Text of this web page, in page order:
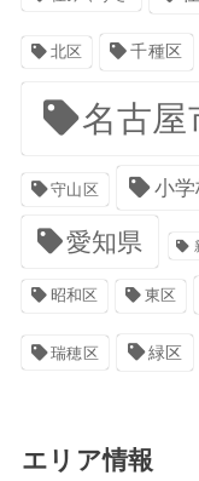
北区 千種区
名古屋
守山区 小学
愛知県
昭和区 東区
瑞穂区 緑区
エリア情報